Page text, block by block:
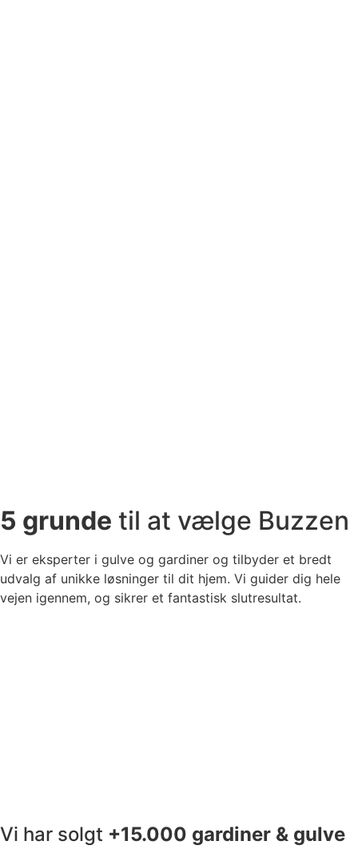
5 grunde til at vælge Buzzen
Vi er eksperter i gulve og gardiner og tilbyder et bredt
udvalg af unikke løsninger til dit hjem. Vi guider dig hele
vejen igennem, og sikrer et fantastisk slutresultat.
Vi har solgt +15.000 gardiner & gulve